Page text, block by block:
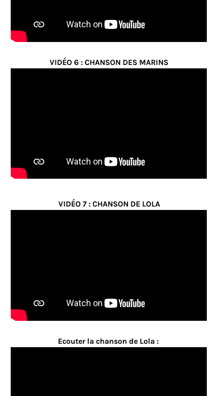
VIDÉO 6 : CHANSON DES MARINS
VIDÉO 7 : CHANSON DE LOLA
Ecouter la chanson de Lola :